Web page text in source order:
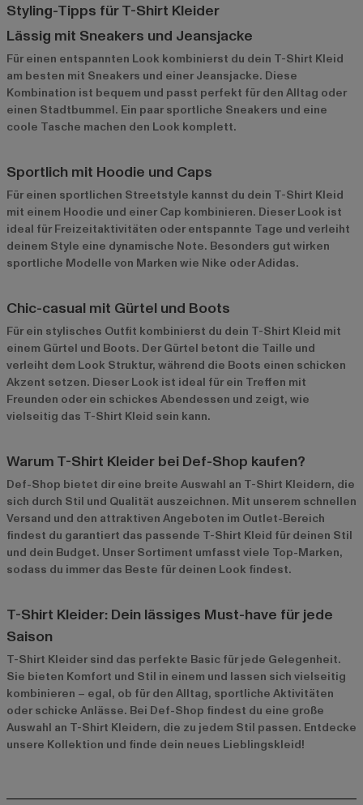
Styling-Tipps für T-Shirt Kleider
Lässig mit Sneakers und Jeansjacke
Für einen entspannten Look kombinierst du dein T-Shirt Kleid
am besten mit Sneakers und einer Jeansjacke. Diese
Kombination ist bequem und passt perfekt für den Alltag oder
einen Stadtbummel. Ein paar sportliche Sneakers und eine
coole Tasche machen den Look komplett.
Sportlich mit Hoodie und Caps
Für einen sportlichen Streetstyle kannst du dein T-Shirt Kleid
mit einem Hoodie und einer Cap kombinieren. Dieser Look ist
ideal für Freizeitaktivitäten oder entspannte Tage und verleiht
deinem Style eine dynamische Note. Besonders gut wirken
sportliche Modelle von Marken wie Nike oder Adidas.
Chic-casual mit Gürtel und Boots
Für ein stylisches Outfit kombinierst du dein T-Shirt Kleid mit
einem Gürtel und Boots. Der Gürtel betont die Taille und
verleiht dem Look Struktur, während die Boots einen schicken
Akzent setzen. Dieser Look ist ideal für ein Treffen mit
Freunden oder ein schickes Abendessen und zeigt, wie
vielseitig das T-Shirt Kleid sein kann.
Warum T-Shirt Kleider bei Def-Shop kaufen?
Def-Shop bietet dir eine breite Auswahl an T-Shirt Kleidern, die
sich durch Stil und Qualität auszeichnen. Mit unserem schnellen
Versand und den attraktiven Angeboten im Outlet-Bereich
findest du garantiert das passende T-Shirt Kleid für deinen Stil
und dein Budget. Unser Sortiment umfasst viele Top-Marken,
sodass du immer das Beste für deinen Look findest.
T-Shirt Kleider: Dein lässiges Must-have für jede
Saison
T-Shirt Kleider sind das perfekte Basic für jede Gelegenheit.
Sie bieten Komfort und Stil in einem und lassen sich vielseitig
kombinieren – egal, ob für den Alltag, sportliche Aktivitäten
oder schicke Anlässe. Bei Def-Shop findest du eine große
Auswahl an T-Shirt Kleidern, die zu jedem Stil passen. Entdecke
unsere Kollektion und finde dein neues Lieblingskleid!